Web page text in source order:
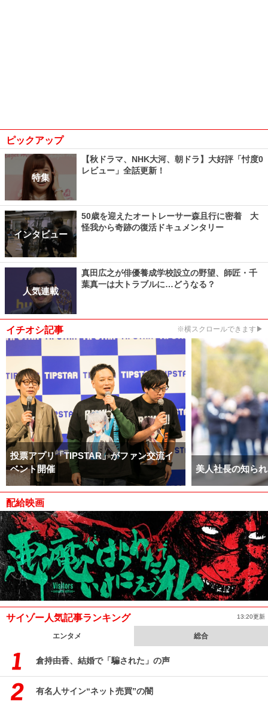
ピックアップ
特集
【秋ドラマ、NHK大河、朝ドラ】大好評「忖度0
レビュー」全話更新！
インタビュー
50歳を迎えたオートレーサー森且行に密着 大
怪我から奇跡の復活ドキュメンタリー
人気連載
真田広之が俳優養成学校設立の野望、師匠・千
葉真一は大トラブルに…どうなる？
イチオシ記事 ※横スクロールできます▶
投票アプリ「TIPSTAR」がファン交流イ
ベント開催
美人社長の知ら
配給映画
サイゾー人気記事ランキング 13:20更新
エンタメ 総合
倉持由香、結婚で「騙された」の声
有名人サイン“ネット売買”の闇